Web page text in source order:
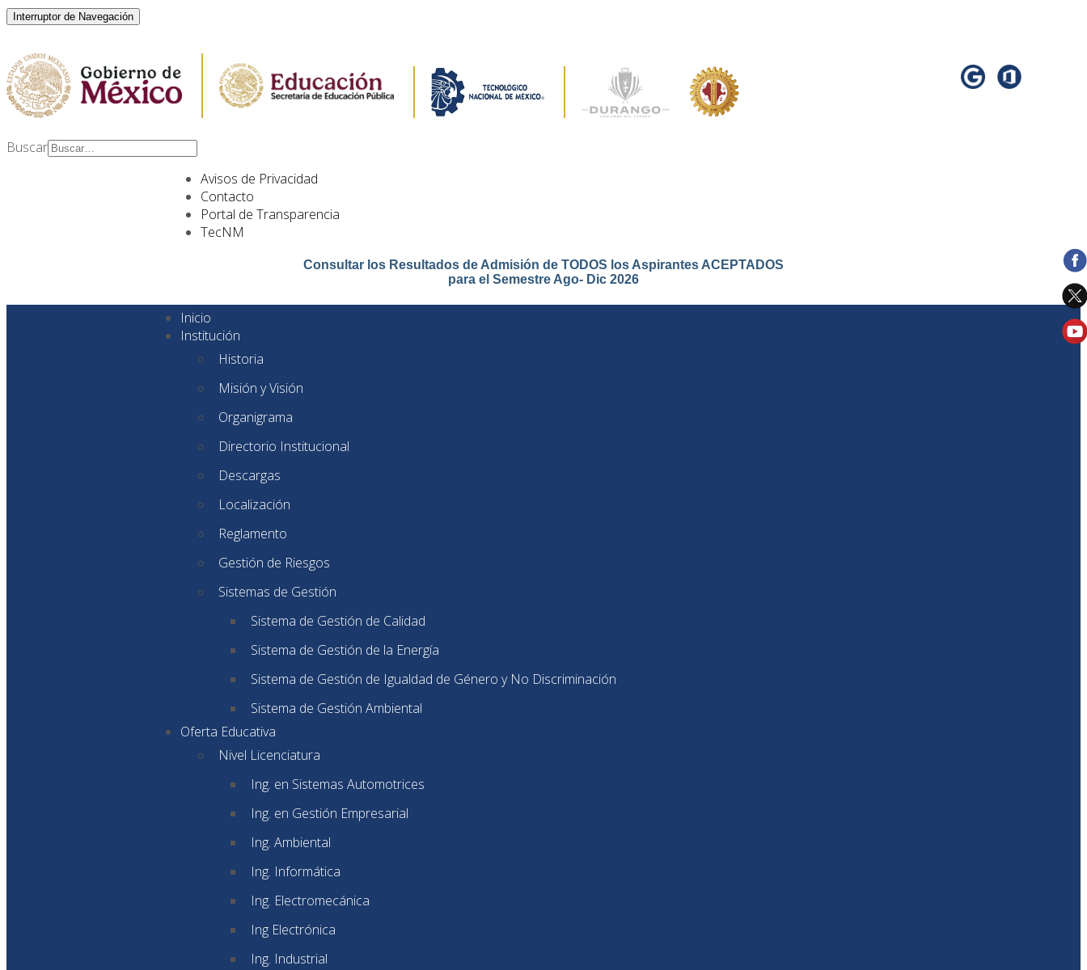
Interruptor de Navegación
Buscar
Avisos de Privacidad
Contacto
Portal de Transparencia
TecNM
Consultar los Resultados de Admisión de TODOS los Aspirantes ACEPTADOS
para el Semestre Ago- Dic 2026
Inicio
Institución
Historia
Misión y Visión
Organigrama
Directorio Institucional
Descargas
Localización
Reglamento
Gestión de Riesgos
Sistemas de Gestión
Sistema de Gestión de Calidad
Sistema de Gestión de la Energía
Sistema de Gestión de Igualdad de Género y No Discriminación
Sistema de Gestión Ambiental
Oferta Educativa
Nivel Licenciatura
Ing. en Sistemas Automotrices
Ing. en Gestión Empresarial
Ing. Ambiental
Ing. Informática
Ing. Electromecánica
Ing Electrónica
Ing. Industrial